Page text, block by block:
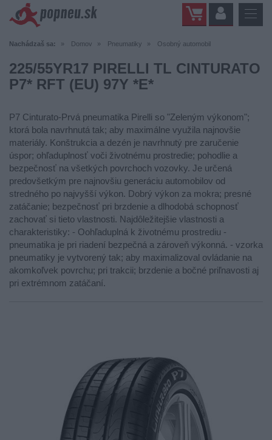
Nachádzaš sa: Domov Pneumatiky Osobný automobil
225/55YR17 PIRELLI TL CINTURATO
P7* RFT (EU) 97Y *E*
P7 Cinturato-Prvá pneumatika Pirelli so "Zeleným výkonom";
ktorá bola navrhnutá tak; aby maximálne využila najnovšie
materiály. Konštrukcia a dezén je navrhnutý pre zaručenie
úspor; ohľaduplnosť voči životnému prostredie; pohodlie a
bezpečnosť na všetkých povrchoch vozovky. Je určená
predovšetkým pre najnovšiu generáciu automobilov od
stredného po najvyšší výkon. Dobrý výkon za mokra; presné
zatáčanie; bezpečnosť pri brzdenie a dlhodobá schopnosť
zachovať si tieto vlastnosti. Najdôležitejšie vlastnosti a
charakteristiky: - Oohľaduplná k životnému prostrediu -
pneumatika je pri riadení bezpečná a zároveň výkonná. - vzorka
pneumatiky je vytvorený tak; aby maximalizoval ovládanie na
akomkoľvek povrchu; pri trakcii; brzdenie a bočné priľnavosti aj
pri extrémnom zatáčaní.